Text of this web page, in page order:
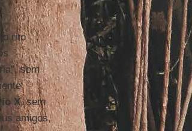
o rito
sem
X, sem
amigos,